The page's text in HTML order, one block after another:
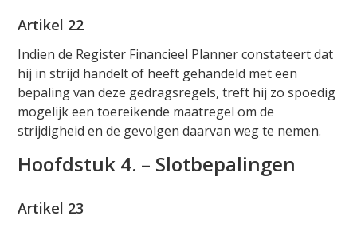
Artikel 22
Indien de Register Financieel Planner constateert dat
hij in strijd handelt of heeft gehandeld met een
bepaling van deze gedragsregels, treft hij zo spoedig
mogelijk een toereikende maatregel om de
strijdigheid en de gevolgen daarvan weg te nemen.
Hoofdstuk 4. – Slotbepalingen
Artikel 23